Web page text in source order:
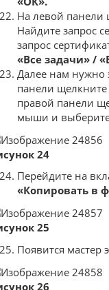
На левой панели
Найдите запрос
запрос
«Все задачи» /
Далее нам нужно
панели щелкните
правой панели
мыши и
24
Перейдите на
«Копировать в
25
Появится мастер
26